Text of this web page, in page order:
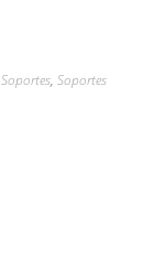
Soportes, Soportes